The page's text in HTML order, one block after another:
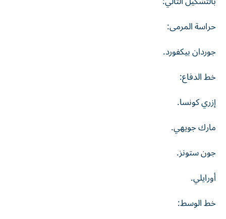
حراسة المرمى:
جوردان بيكفورد.
خط الدفاع:
إزري كونسا.
مارك جويهي.
جون ستونز.
أورايلي.
خط الوسط: